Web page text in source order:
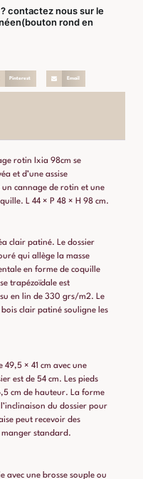
contactez nous sur le
rond en
Pinterest Email
rotin Ixia 98cm se
et d’une assise
cannage de rotin et une
L 44 × P 48 × H 98 cm.
clair patiné. Le dossier
qui allège la masse
en forme de coquille
trapézoïdale est
en lin de 330 grs/m2. Le
clair patiné souligne les
49,5 × 41 cm avec une
est de 54 cm. Les pieds
cm de hauteur. La forme
l’inclinaison du dossier pour
peut recevoir des
manger standard.
avec une brosse souple ou